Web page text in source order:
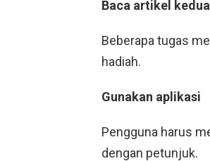
Baca artikel kedua
Beberapa tugas
hadiah.
Gunakan aplikasi
Pengguna harus
dengan petunjuk.